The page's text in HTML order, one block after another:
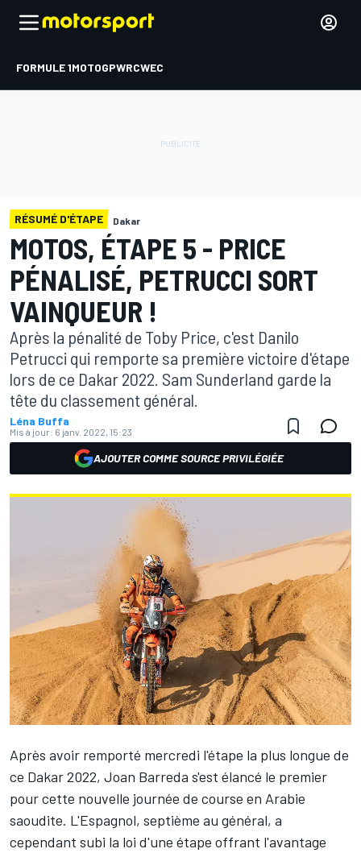
FORMULE 1MOTOGPWRCWEC
RÉSUMÉ D'ÉTAPE Dakar
MOTOS, ÉTAPE 5 - PRICE
PÉNALISÉ, PETRUCCI SORT
VAINQUEUR !
Après la pénalité de Toby Price, c'est Danilo
Petrucci qui remporte sa première victoire d'étape
lors de ce Dakar 2022. Sam Sunderland garde la
tête du classement général.
Léna Buffa
Mis à jour: 6 janv. 2022, 15:23
AJOUTER COMME SOURCE PRIVILÉGIÉE
Après avoir remporté mercredi l'étape la plus longue de
ce Dakar 2022, Joan Barreda s'est élancé le premier
pour cette nouvelle journée de course en Arabie
saoudite. L'Espagnol, septième au général, a
cependant subi la loi d'une étape offrant l'avantage